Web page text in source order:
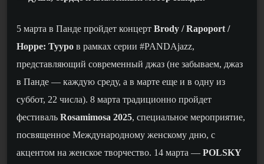
5 марта в Панде пройдет концерт Brody / Rapoport /
Hoppe: Tyypo в рамках серии #PANDAjazz,
представляющий современный джаз (не забываем, джаз
в Панде — каждую среду, а в марте еще и в одну из
суббот, 22 числа). 8 марта традиционно пройдет
фестиваль Rosamimosa 2025, специальное мероприятие,
посвященное Международному женскому дню, с
акцентом на женское творчество. 14 марта — POLSKY